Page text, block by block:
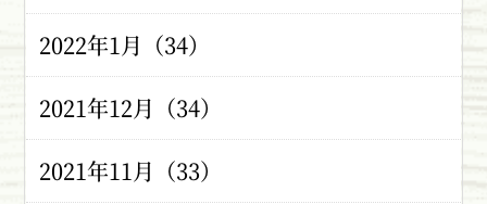
2022年1月（34）
2021年12月（34）
2021年11月（33）